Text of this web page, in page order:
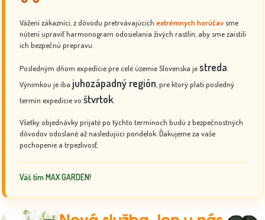
Vážení zákazníci, z dôvodu pretrvávajúcich extrémnych horúčav sme
nútení upraviť harmonogram odosielania živých rastlín, aby sme zaistili
ich bezpečnú prepravu.
Posledným dňom expedície pre celé územie Slovenska jestreda
Výnimkou je iba juhozápadný región , pre ktorý platí posledný
termín expedície vo štvrtok
Všetky objednávky prijaté po týchto termínoch budú z bezpečnostných
dôvodov odoslané až nasledujúci pondelok. Ďakujeme za vaše
pochopenie a trpezlivosť.
Váš tím MAX GARDEN!